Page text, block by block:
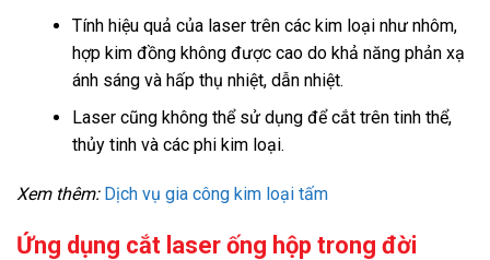
Tính hiệu quả của laser trên các kim loại như nhôm,
hợp kim đồng không được cao do khả năng phản xạ
ánh sáng và hấp thụ nhiệt, dẫn nhiệt.
Laser cũng không thể sử dụng để cắt trên tinh thể,
thủy tinh và các phi kim loại.
Xem thêm: Dịch vụ gia công kim loại tấm
Ứng dụng cắt laser ống hộp trong đời